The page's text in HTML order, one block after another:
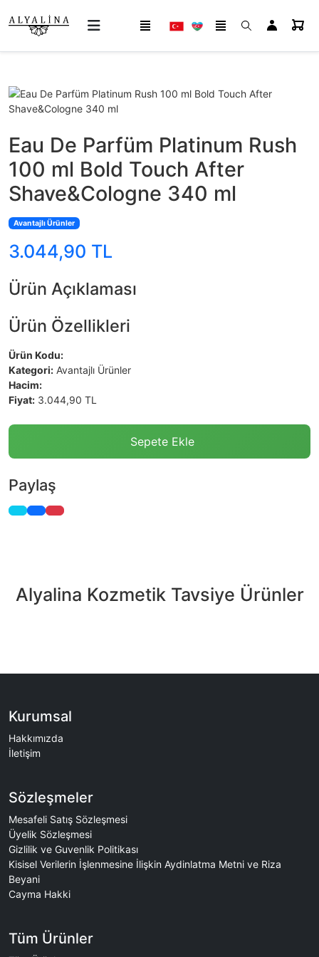
Eau De Parfüm Platinum Rush
100 ml Bold Touch After
Shave&Cologne 340 ml
Avantajlı Ürünler
3.044,90 TL
Ürün Açıklaması
Ürün Özellikleri
Ürün Kodu:
Kategori: Avantajlı Ürünler
Hacim:
Fiyat: 3.044,90 TL
Sepete Ekle
Paylaş
Alyalina Kozmetik Tavsiye Ürünler
Kurumsal
Hakkımızda
İletişim
Sözleşmeler
Mesafeli Satış Sözleşmesi
Üyelik Sözleşmesi
Gizlilik ve Guvenlik Politikası
Kisisel Verilerin İşlenmesine İlişkin Aydinlatma Metni ve Riza
Beyani
Cayma Hakki
Tüm Ürünler